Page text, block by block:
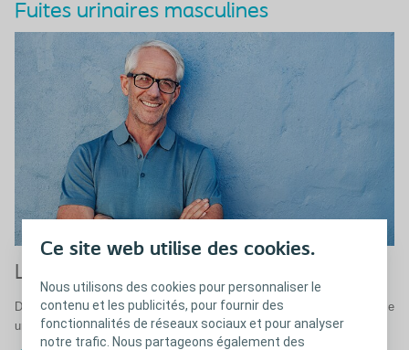
Ce site web utilise des cookies.
Nous utilisons des cookies pour personnaliser le
contenu et les publicités, pour fournir des
fonctionnalités de réseaux sociaux et pour analyser
notre trafic. Nous partageons également des
Fuites urinaires masculines
La solution Conveen
Découvrez notre solution efficace et discrète16pour traiter l’incontinence
urinaire masculine. Gardez confiance en vous.